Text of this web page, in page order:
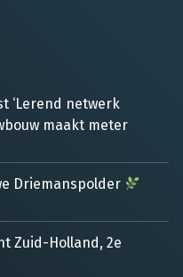
‘Lerend netwerk
maakt meter
Driemanspolder
Zuid-Holland, 2e